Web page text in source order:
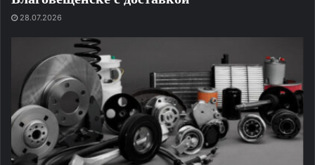
28.07.2026